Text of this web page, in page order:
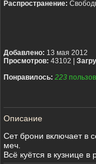
Распространение:
Добавлено: 13 мая 2012
Просмотров: 43102 |
Понравилось: 223
Описание
Сет брони включает в
меч.
Всё куётся в кузнице в